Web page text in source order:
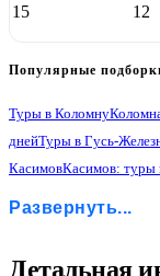
15 12
Популярные
Туры в Коломну
днейТуры в Гусь-
КасимовКасимов: туры
Туры в Гороховец
Развернуть...
Детальная